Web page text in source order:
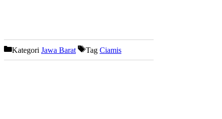
Kategori Jawa Barat Tag Ciamis